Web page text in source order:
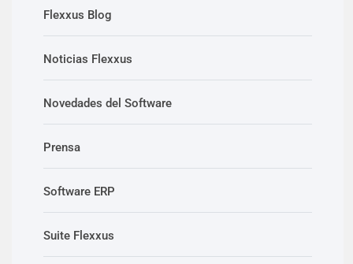
Flexxus Blog
Noticias Flexxus
Novedades del Software
Prensa
Software ERP
Suite Flexxus